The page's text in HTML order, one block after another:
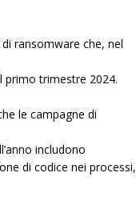
ransomware che, nel
primo trimestre 2024.
le campagne di
includono
di codice nei processi,